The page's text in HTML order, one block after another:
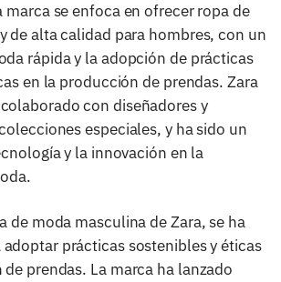
marca se enfoca en ofrecer ropa de
de alta calidad para hombres, con un
rápida y la adopción de prácticas
en la producción de prendas. Zara
con diseñadores y
especiales, y ha sido un
y la innovación en la
de moda masculina de Zara, se ha
prácticas sostenibles y éticas
prendas. La marca ha lanzado